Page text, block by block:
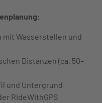
mit Wasserstellen und
Distanzen (ca. 50–
und Untergrund
RideWithGPS